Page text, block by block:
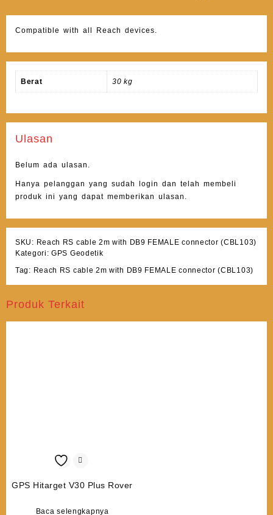
Compatible with all Reach devices.
Berat 30 kg
Ulasan
Belum ada ulasan.
Hanya pelanggan yang sudah login dan telah membeli
produk ini yang dapat memberikan ulasan.
SKU: Reach RS cable 2m with DB9 FEMALE connector (CBL103)
Kategori:GPS Geodetik
Tag: Reach RS cable 2m with DB9 FEMALE connector (CBL103)
Produk Terkait
GPS Hitarget V30 Plus Rover
Baca selengkapnya